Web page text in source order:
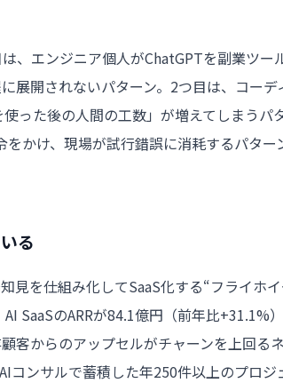
、エンジニア個人がChatGPTを副業ツー
展開されないパターン。2つ目は、コーデ
った後の人間の工数」が増えてしまうパ
かけ、現場が試行錯誤に消耗するパター
る
見を仕組み化してSaaS化する“フライホ
SaaSのARRが84.1億円（前年比+31.1%
客からのアップセルがチャーンを上回る
コンサルで蓄積した年250件以上のプロジ